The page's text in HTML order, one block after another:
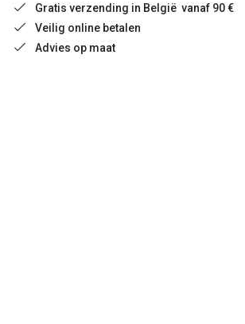
Gratis verzending in België  vanaf 90 €
Veilig online betalen
Advies op maat